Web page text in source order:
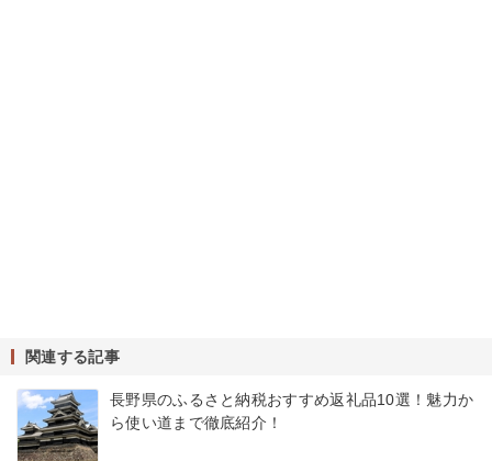
関連する記事
長野県のふるさと納税おすすめ返礼品10選！魅力か
ら使い道まで徹底紹介！